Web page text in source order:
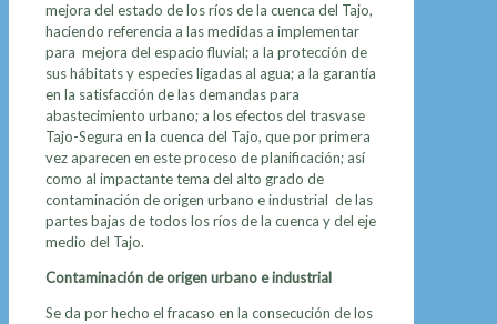
mejora del estado de los ríos de la cuenca del Tajo,
haciendo referencia a las medidas a implementar
para mejora del espacio fluvial; a la protección de
sus hábitats y especies ligadas al agua; a la garantía
en la satisfacción de las demandas para
abastecimiento urbano; a los efectos del trasvase
Tajo-Segura en la cuenca del Tajo, que por primera
vez aparecen en este proceso de planificación; así
como al impactante tema del alto grado de
contaminación de origen urbano e industrial de las
partes bajas de todos los ríos de la cuenca y del eje
medio del Tajo.
Contaminación de origen urbano e industrial
Se da por hecho el fracaso en la consecución de los